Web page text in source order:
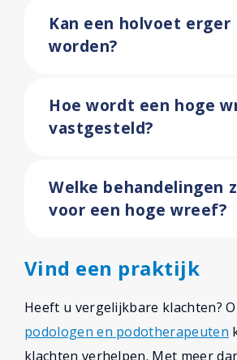
Kan een holvoet erger
worden?
Hoe wordt een hoge
vastgesteld?
Welke behandelingen
voor een hoge wreef?
Vind een praktijk
Heeft u vergelijkbare klachten?
podologen en podotherapeuten
klachten verhelpen. Met meer